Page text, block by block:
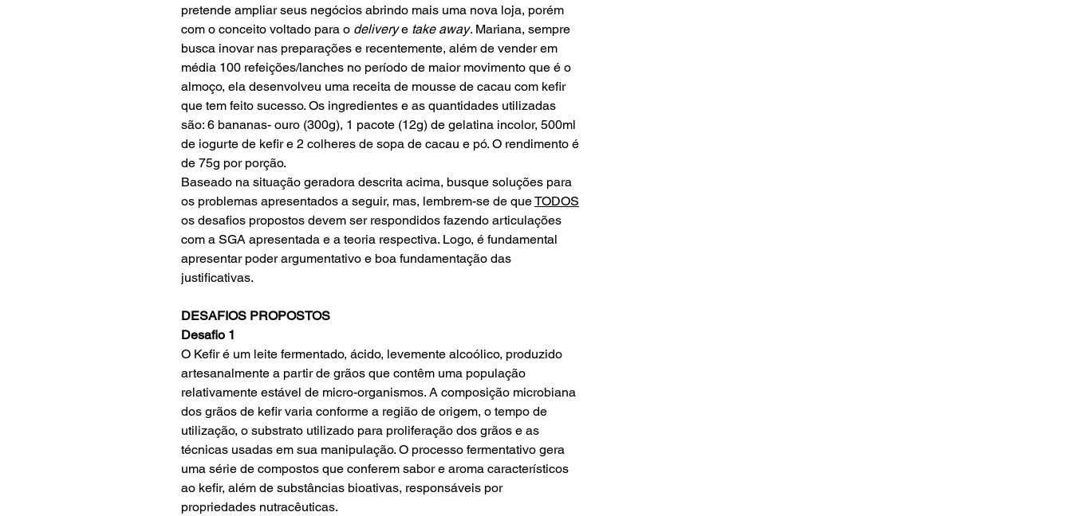
pretende ampliar seus negócios abrindo mais uma nova loja, porém
com o conceito voltado para o deliverye take away. Mariana, sempre
busca inovar nas preparações e recentemente, além de vender em
média 100 refeições/lanches no período de maior movimento que é o
almoço, ela desenvolveu uma receita de mousse de cacau com kefir
que tem feito sucesso. Os ingredientes e as quantidades utilizadas
são: 6 bananas- ouro (300g), 1 pacote (12g) de gelatina incolor, 500ml
de iogurte de kefir e 2 colheres de sopa de cacau e pó. O rendimento é
de 75g por porção.
Baseado na situação geradora descrita acima, busque soluções para
os problemas apresentados a seguir, mas, lembrem-se de queTODOS
os desafios propostos devem ser respondidos fazendo articulações
com a SGA apresentada e a teoria respectiva. Logo, é fundamental
apresentar poder argumentativo e boa fundamentação das
justificativas.
DESAFIOS PROPOSTOS
Desafio 1
O Kefir é um leite fermentado, ácido, levemente alcoólico, produzido
artesanalmente a partir de grãos que contêm uma população
relativamente estável de micro-organismos. A composição microbiana
dos grãos de kefir varia conforme a região de origem, o tempo de
utilização, o substrato utilizado para proliferação dos grãos e as
técnicas usadas em sua manipulação. O processo fermentativo gera
uma série de compostos que conferem sabor e aroma característicos
ao kefir, além de substâncias bioativas, responsáveis por
propriedades nutracêuticas.